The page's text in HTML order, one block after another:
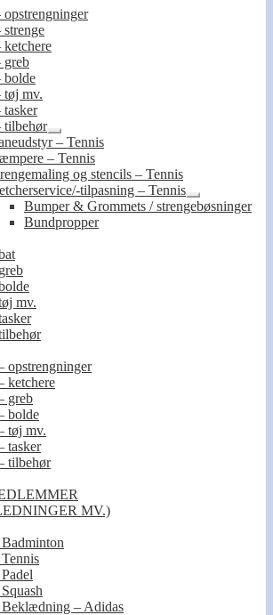
opstrengninger
strenge
ketchere
greb
bolde
tøj mv.
tasker
tilbehør
Udfold
undermenu
– Tennis
– Tennis
og stencils – Tennis
tilpasning – Tennis
Udfold
undermenu
Bumper & Grommets / strengebøsninger
Bundpropper
mv.
opstrengninger
ketchere
greb
bolde
tøj mv.
tasker
tilbehør
MV.)
– Adidas